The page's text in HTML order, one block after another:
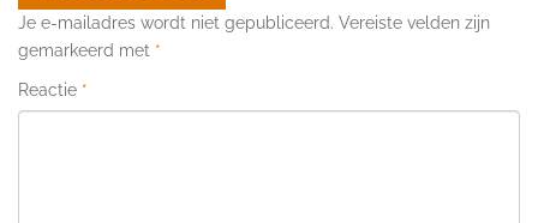
Je e-mailadres wordt niet gepubliceerd. Vereiste velden zijn
gemarkeerd met *
Reactie *